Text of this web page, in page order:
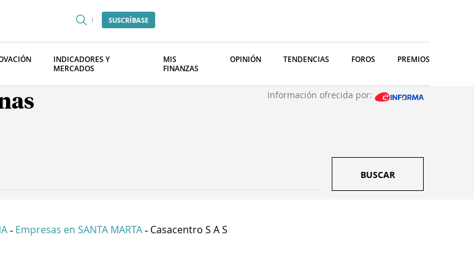
SUSCRÍBASE
INDICADORES Y
MERCADOS
MIS
FINANZAS
OPINIÓN TENDENCIAS FOROS PREMIOS
Información ofrecida por:
BUSCAR
- Empresas en SANTA MARTA - Casacentro S A S